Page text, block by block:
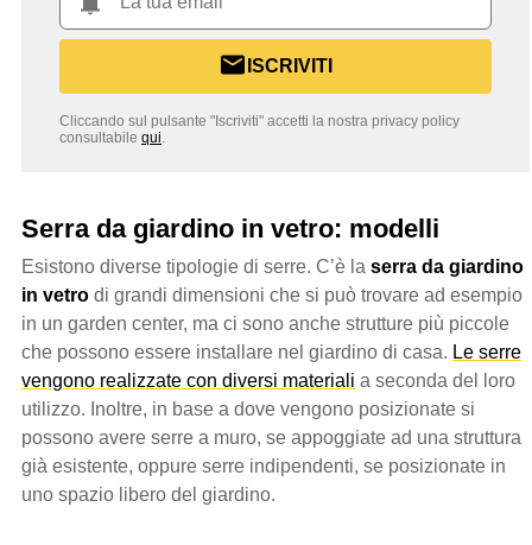
ISCRIVITI
Cliccando sul pulsante "Iscriviti" accetti la nostra privacy policy
consultabile qui.
Serra da giardino in vetro: modelli
Esistono diverse tipologie di serre. C’è la serra da giardino
in vetro di grandi dimensioni che si può trovare ad esempio
in un garden center, ma ci sono anche strutture più piccole
che possono essere installare nel giardino di casa. Le serre
vengono realizzate con diversi materiali a seconda del loro
utilizzo. Inoltre, in base a dove vengono posizionate si
possono avere serre a muro, se appoggiate ad una struttura
già esistente, oppure serre indipendenti, se posizionate in
uno spazio libero del giardino.